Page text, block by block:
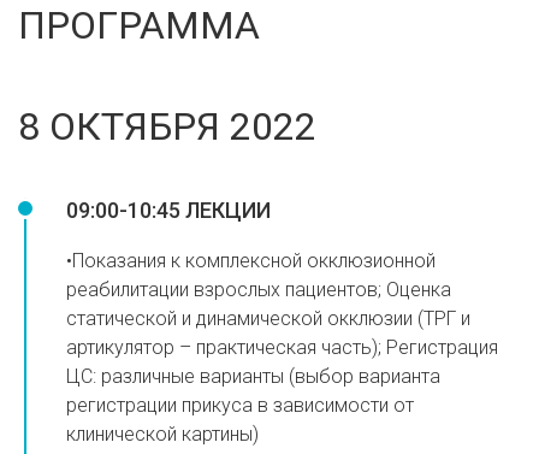
ПРОГРАММА
8 ОКТЯБРЯ 2022
09:00-10:45 ЛЕКЦИИ
•Показания к комплексной окклюзионной
реабилитации взрослых пациентов; Оценка
статической и динамической окклюзии (ТРГ и
артикулятор – практическая часть); Регистрация
ЦС: различные варианты (выбор варианта
регистрации прикуса в зависимости от
клинической картины)